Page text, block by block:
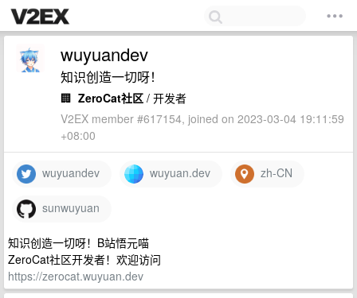
wuyuandev
知识创造一切呀！
🏢 ZeroCat社区 / 开发者
V2EX member #617154, joined on 2023-03-04 19:11:59
+08:00
wuyuandev wuyuan.dev zh-CN
sunwuyuan
知识创造一切呀！B站悟元喵
ZeroCat社区开发者！欢迎访问
https://zerocat.wuyuan.dev